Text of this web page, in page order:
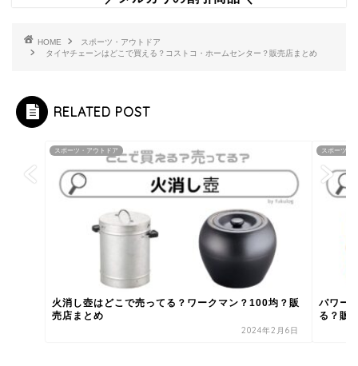
HOME
スポーツ・アウトドア
タイヤチェーンはどこで買える？コストコ・ホームセンター？販売店まとめ
RELATED POST
スポーツ・アウトドア
火消し壺はどこで売ってる？ワークマン？100均？販
売店まとめ
2024年2月6日
スポーツ・
パワー
る？販